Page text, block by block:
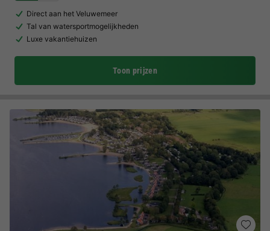
Direct aan het Veluwemeer
Tal van watersportmogelijkheden
Luxe vakantiehuizen
Toon prijzen